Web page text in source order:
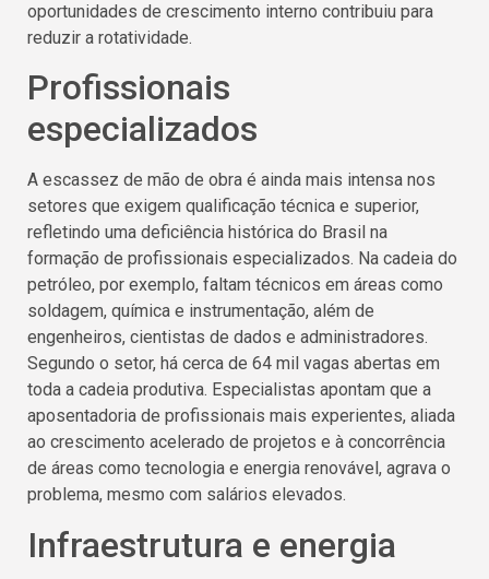
oportunidades de crescimento interno contribuiu para
reduzir a rotatividade.
Profissionais
especializados
A escassez de mão de obra é ainda mais intensa nos
setores que exigem qualificação técnica e superior,
refletindo uma deficiência histórica do Brasil na
formação de profissionais especializados. Na cadeia do
petróleo, por exemplo, faltam técnicos em áreas como
soldagem, química e instrumentação, além de
engenheiros, cientistas de dados e administradores.
Segundo o setor, há cerca de 64 mil vagas abertas em
toda a cadeia produtiva. Especialistas apontam que a
aposentadoria de profissionais mais experientes, aliada
ao crescimento acelerado de projetos e à concorrência
de áreas como tecnologia e energia renovável, agrava o
problema, mesmo com salários elevados.
Infraestrutura e energia